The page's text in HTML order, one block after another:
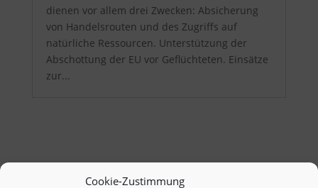
Cookie-Zustimmung
dienen vor allem drei Zwecken: Absicherung
von Handelsrouten und des Zugriffs auf
natürliche Ressourcen. Unterstützung der
Abschottung der EU vor Geflüchteten. Einsätze
zur...